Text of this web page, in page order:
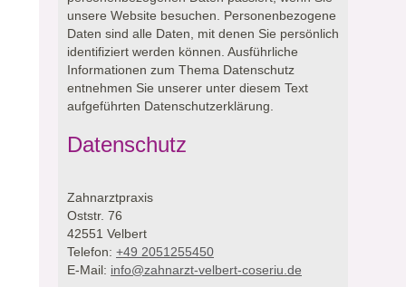
unsere Website besuchen. Personenbezogene
Daten sind alle Daten, mit denen Sie persönlich
identifiziert werden können. Ausführliche
Informationen zum Thema Datenschutz
entnehmen Sie unserer unter diesem Text
aufgeführten Datenschutzerklärung.
Datenschutz
Zahnarztpraxis
Oststr. 76
42551 Velbert
Telefon: +49 2051255450
E-Mail: info@zahnarzt-velbert-coseriu.de